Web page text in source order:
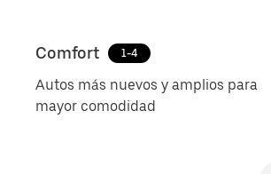
Comfort 1-4
Autos más nuevos y amplios para
mayor comodidad